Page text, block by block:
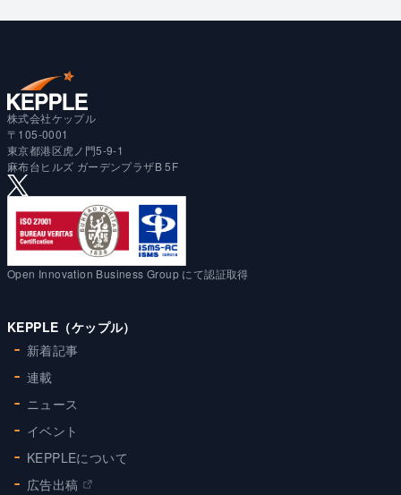
株式会社ケップル
〒105-0001
東京都港区虎ノ門5-9-1
麻布台ヒルズ ガーデンプラザB 5F
Open Innovation Business Group にて認証取得
KEPPLE（ケップル）
新着記事
連載
ニュース
イベント
KEPPLEについて
広告出稿